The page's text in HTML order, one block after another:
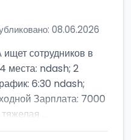
08.06.2026
сотрудников в
места: ndash; 2
6:30 ndash;
Зарплата: 7000
...